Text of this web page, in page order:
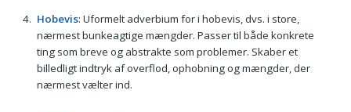
Hobevis: Uformelt adverbium for i hobevis, dvs. i store,
nærmest bunkeagtige mængder. Passer til både konkrete
ting som breve og abstrakte som problemer. Skaber et
billedligt indtryk af overflod, ophobning og mængder, der
nærmest vælter ind.